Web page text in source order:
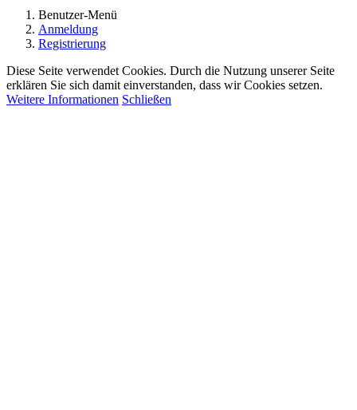
Benutzer-Menü
Anmeldung
Registrierung
Diese Seite verwendet Cookies. Durch die Nutzung unserer Seite
erklären Sie sich damit einverstanden, dass wir Cookies setzen.
Weitere Informationen Schließen